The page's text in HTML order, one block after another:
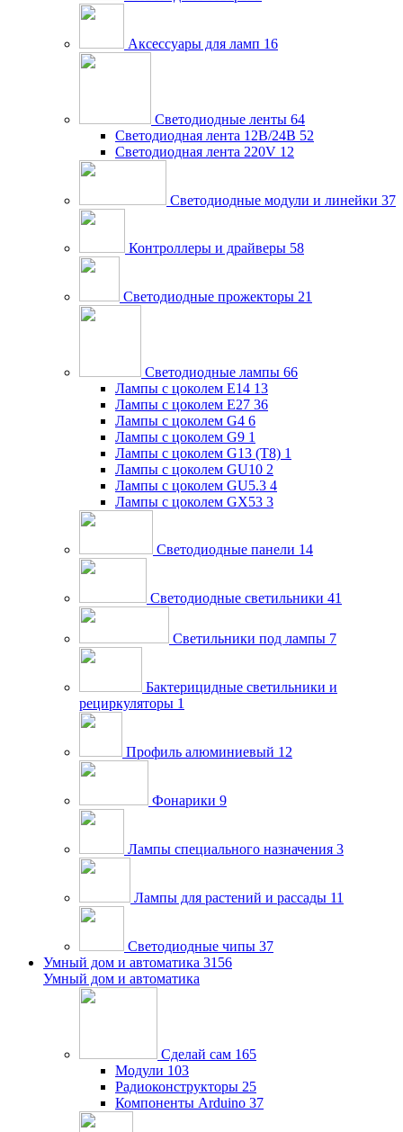
Аксессуары для ламп 16
Светодиодные ленты 64
Светодиодная лента 12В/24В 52
Светодиодная лента 220V 12
Светодиодные модули и линейки 37
Контроллеры и драйверы 58
Светодиодные прожекторы 21
Светодиодные лампы 66
Лампы с цоколем E14 13
Лампы с цоколем E27 36
Лампы с цоколем G4 6
Лампы с цоколем G9 1
Лампы с цоколем G13 (Т8) 1
Лампы с цоколем GU10 2
Лампы с цоколем GU5.3 4
Лампы с цоколем GX53 3
Светодиодные панели 14
Светодиодные светильники 41
Светильники под лампы 7
Бактерицидные светильники и
рециркуляторы 1
Профиль алюминиевый 12
Фонарики 9
Лампы специального назначения 3
Лампы для растений и рассады 11
Светодиодные чипы 37
Умный дом и автоматика 3156
Умный дом и автоматика
Сделай сам 165
Модули 103
Радиоконструкторы 25
Компоненты Arduino 37